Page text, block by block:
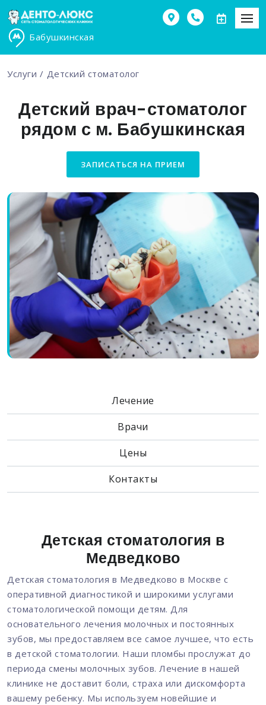
Бабушкинская
Услуги Детский стоматолог
Детский врач-стоматолог
рядом с м. Бабушкинская
ЗАПИСАТЬСЯ НА ПРИЕМ
Лечение
Врачи
Цены
Контакты
Детская стоматология в
Медведково
Детская стоматология в Медведково в Москве с
оперативной диагностикой и широкими услугами
стоматологической помощи детям. Для
основательного лечения молочных и постоянных
зубов, мы предоставляем все самое лучшее, что есть
в детской стоматологии. Наши пломбы прослужат до
периода смены молочных зубов. Лечение в нашей
клинике не доставит боли, страха или дискомфорта
вашему ребенку. Мы используем новейшие и